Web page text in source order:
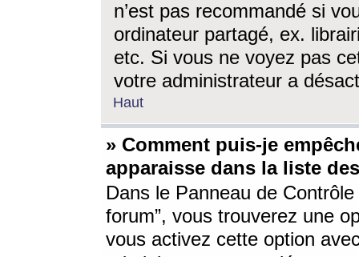
n’est pas recommandé si
ordinateur partagé, ex.
etc. Si vous ne voyez pas
votre administrateur a
Haut
» Comment puis-je
apparaisse dans la liste
Dans le Panneau de
forum”, vous trouverez une
vous activez cette option